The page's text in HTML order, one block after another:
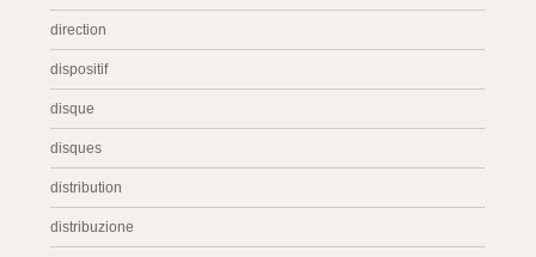
direction
dispositif
disque
disques
distribution
distribuzione